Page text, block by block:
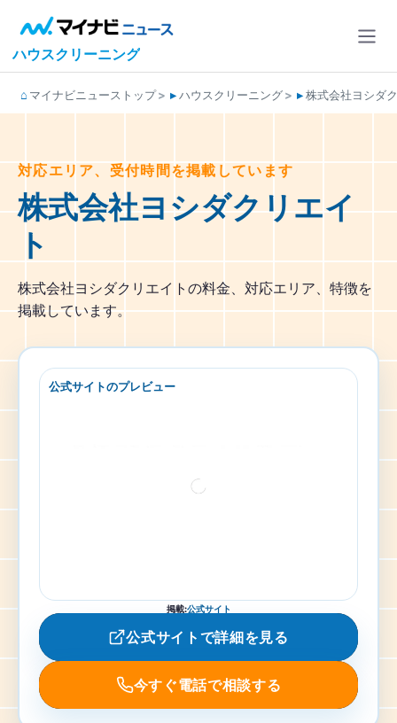
ハウスクリーニング
マイナビニューストップ ハウスクリーニング 株式会社ヨシダ
対応エリア、受付時間を掲載しています
株式会社ヨシダクリエイ
ト
株式会社ヨシダクリエイトの料金、対応エリア、特徴を
掲載しています。
公式サイトのプレビュー
掲載:公式サイト
公式サイトで詳細を見る
今すぐ電話で相談する